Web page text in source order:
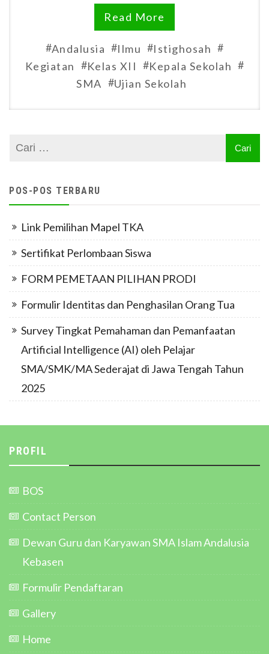
Read More
#Andalusia #Ilmu #Istighosah #
Kegiatan #Kelas XII #Kepala Sekolah #
SMA #Ujian Sekolah
POS-POS TERBARU
Link Pemilihan Mapel TKA
Sertifikat Perlombaan Siswa
FORM PEMETAAN PILIHAN PRODI
Formulir Identitas dan Penghasilan Orang Tua
Survey Tingkat Pemahaman dan Pemanfaatan
Artificial Intelligence (AI) oleh Pelajar
SMA/SMK/MA Sederajat di Jawa Tengah Tahun
2025
PROFIL
BOS
Contact Person
Dewan Guru dan Karyawan SMA Islam Andalusia
Kebasen
Formulir Pendaftaran
Gallery
Home